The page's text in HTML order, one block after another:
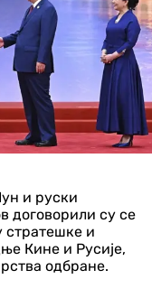
и руски
договорили су се
стратешке и
Кине и Русије,
одбране.